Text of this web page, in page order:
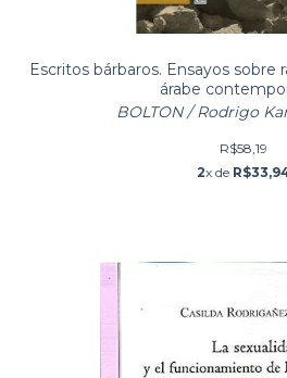
Escritos bárbaros. Ensayos
árabe
BOLTON / Rodrigo
R$58,19
2x de